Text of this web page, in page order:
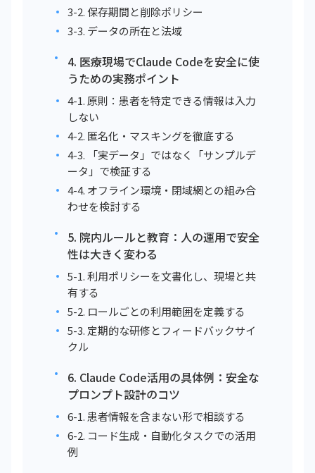
3-2. 保存期間と削除ポリシー
3-3. データの所在と法域
4. 医療現場でClaude Codeを安全に使
うための実務ポイント
4-1. 原則：患者を特定できる情報は入力
しない
4-2. 匿名化・マスキングを徹底する
4-3. 「実データ」ではなく「サンプルデ
ータ」で検証する
4-4. オフライン環境・閉域網との組み合
わせを検討する
5. 院内ルールと教育：人の運用で安全
性は大きく変わる
5-1. 利用ポリシーを文書化し、現場と共
有する
5-2. ロールごとの利用範囲を定義する
5-3. 定期的な研修とフィードバックサイ
クル
6. Claude Code活用の具体例：安全な
プロンプト設計のコツ
6-1. 患者情報を含まない形で相談する
6-2. コード生成・自動化タスクでの活用
例